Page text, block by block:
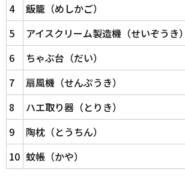
4
飯籠（めしかご）
5
アイスクリーム製造機（せいぞうき）
6
ちゃぶ台（だい）
7
扇風機（せんぷうき）
8
ハエ取り器（とりき）
9
陶枕（とうちん）
10 蚊帳（かや）